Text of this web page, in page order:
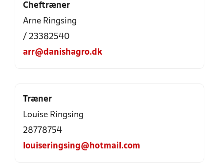
Cheftræner
Arne Ringsing
/ 23382540
arr@danishagro.dk
Træner
Louise Ringsing
28778754
louiseringsing@hotmail.com